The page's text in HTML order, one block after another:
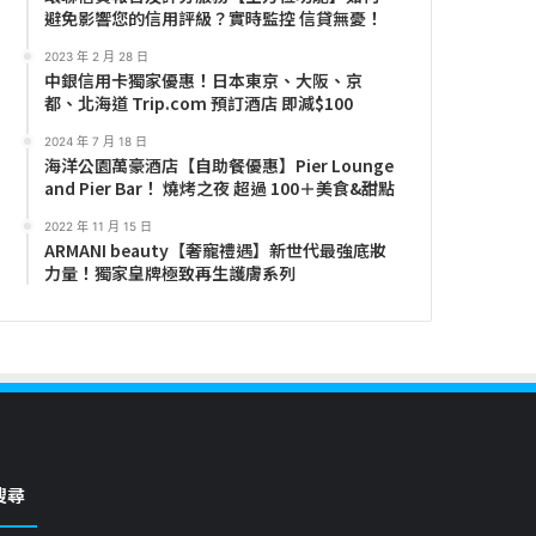
避免影響您的信用評級？實時監控 信貸無憂！
2023 年 2 月 28 日
中銀信用卡獨家優惠！日本東京、大阪、京
都、北海道 Trip.com 預訂酒店 即減$100
2024 年 7 月 18 日
海洋公園萬豪酒店【自助餐優惠】Pier Lounge
and Pier Bar！ 燒烤之夜 超過 100＋美食&甜點
2022 年 11 月 15 日
ARMANI beauty【奢寵禮遇】新世代最強底妝
力量！獨家皇牌極致再生護膚系列
尋